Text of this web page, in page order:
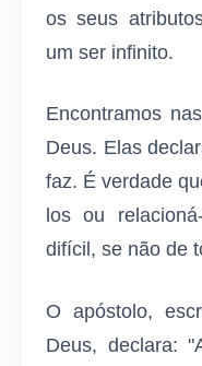
os seus
um ser infinito.
Encontramos
Deus. Elas
faz. É verdade
los ou
difícil, se não de
O apóstolo,
Deus, declara: